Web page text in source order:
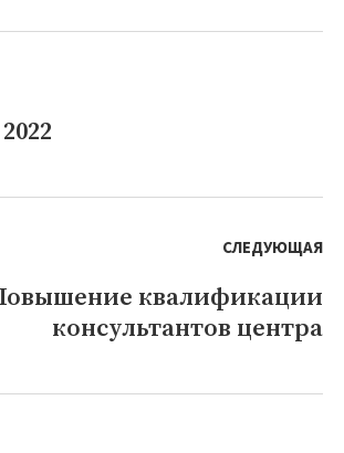
СЛЕДУЮЩАЯ
квалификации
консультантов центра